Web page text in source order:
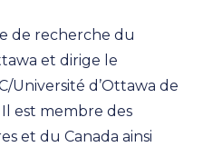
de recherche du
et dirige le
Université d’Ottawa de
Il est membre des
et du Canada ainsi